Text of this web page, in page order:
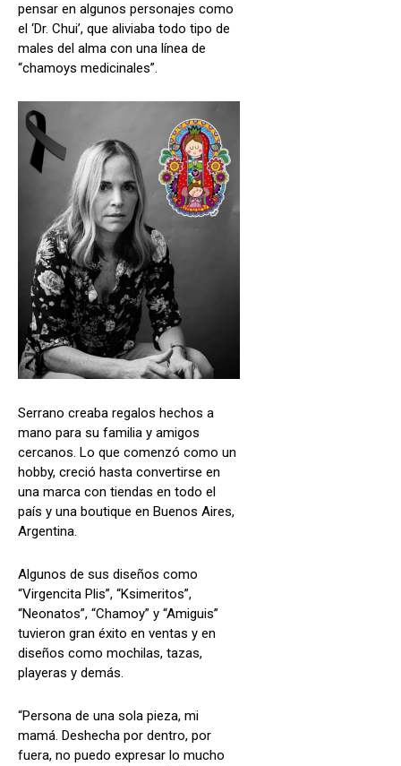
pensar en algunos personajes como
el ‘Dr. Chui’, que aliviaba todo tipo de
males del alma con una línea de
“chamoys medicinales”.
Serrano creaba regalos hechos a
mano para su familia y amigos
cercanos. Lo que comenzó como un
hobby, creció hasta convertirse en
una marca con tiendas en todo el
país y una boutique en Buenos Aires,
Argentina.
Algunos de sus diseños como
“Virgencita Plis”, “Ksimeritos”,
“Neonatos”, “Chamoy” y “Amiguis”
tuvieron gran éxito en ventas y en
diseños como mochilas, tazas,
playeras y demás.
“Persona de una sola pieza, mi
mamá. Deshecha por dentro, por
fuera, no puedo expresar lo mucho